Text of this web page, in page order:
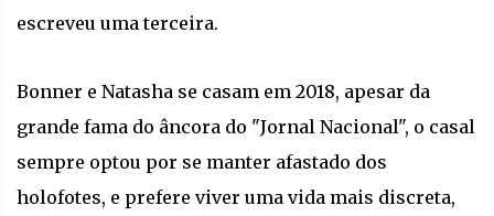
escreveu uma terceira.
Bonner e Natasha se casam em 2018, apesar da
grande fama do âncora do "Jornal Nacional", o casal
sempre optou por se manter afastado dos
holofotes, e prefere viver uma vida mais discreta,